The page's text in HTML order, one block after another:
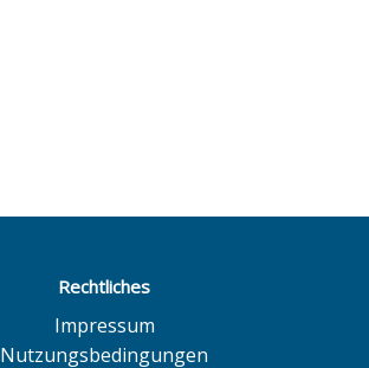
Rechtliches
Impressum
Nutzungsbedingungen